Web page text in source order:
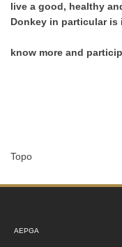
live a good, healthy
Donkey in particular
know more and
Topo
AEPGA